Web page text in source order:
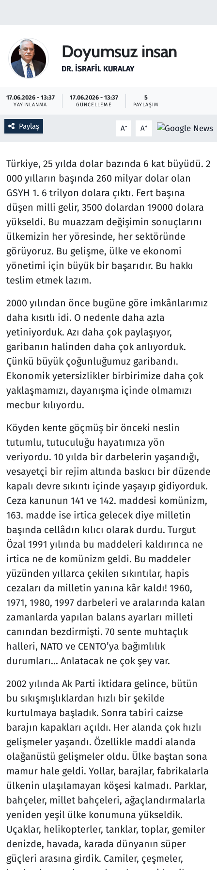
Doyumsuz insan
DR. İSRAFIL KURALAY
17.06.2026 - 13:37
YAYINLANMA
17.06.2026 - 13:37
GÜNCELLEME
5
PAYLAŞIM
Paylaş A- A+
Türkiye, 25 yılda dolar bazında 6 kat büyüdü. 2
000 yılların başında 260 milyar dolar olan
GSYH 1. 6 trilyon dolara çıktı. Fert başına
düşen milli gelir, 3500 dolardan 19000 dolara
yükseldi. Bu muazzam değişimin sonuçlarını
ülkemizin her yöresinde, her sektöründe
görüyoruz. Bu gelişme, ülke ve ekonomi
yönetimi için büyük bir başarıdır. Bu hakkı
teslim etmek lazım.
2000 yılından önce bugüne göre imkânlarımız
daha kısıtlı idi. O nedenle daha azla
yetiniyorduk. Azı daha çok paylaşıyor,
garibanın halinden daha çok anlıyorduk.
Çünkü büyük çoğunluğumuz garibandı.
Ekonomik yetersizlikler birbirimize daha çok
yaklaşmamızı, dayanışma içinde olmamızı
mecbur kılıyordu.
Köyden kente göçmüş bir önceki neslin
tutumlu, tutuculuğu hayatımıza yön
veriyordu. 10 yılda bir darbelerin yaşandığı,
vesayetçi bir rejim altında baskıcı bir düzende
kapalı devre sıkıntı içinde yaşayıp gidiyorduk.
Ceza kanunun 141 ve 142. maddesi komünizm,
163. madde ise irtica gelecek diye milletin
başında cellâdın kılıcı olarak durdu. Turgut
Özal 1991 yılında bu maddeleri kaldırınca ne
irtica ne de komünizm geldi. Bu maddeler
yüzünden yıllarca çekilen sıkıntılar, hapis
cezaları da milletin yanına kâr kaldı! 1960,
1971, 1980, 1997 darbeleri ve aralarında kalan
zamanlarda yapılan balans ayarları milleti
canından bezdirmişti. 70 sente muhtaçlık
halleri, NATO ve CENTO’ya bağımlılık
durumları... Anlatacak ne çok şey var.
2002 yılında Ak Parti iktidara gelince, bütün
bu sıkışmışlıklardan hızlı bir şekilde
kurtulmaya başladık. Sonra tabiri caizse
barajın kapakları açıldı. Her alanda çok hızlı
gelişmeler yaşandı. Özellikle maddi alanda
olağanüstü gelişmeler oldu. Ülke baştan sona
mamur hale geldi. Yollar, barajlar, fabrikalarla
ülkenin ulaşılamayan köşesi kalmadı. Parklar,
bahçeler, millet bahçeleri, ağaçlandırmalarla
yeniden yeşil ülke konumuna yükseldik.
Uçaklar, helikopterler, tanklar, toplar, gemiler
denizde, havada, karada dünyanın süper
güçleri arasına girdik. Camiler, çeşmeler,
Haber
Kültür Sanat
Kurumsal Haberler
Otomobil
Oyun
Ramazan
Resmi İlanlar
Rüya Tabirleri
Savunma Sanayi
Seçim 2023
Spor
Teknoloji ve Bilim
Televizyon